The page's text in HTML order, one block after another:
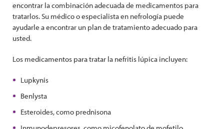
encontrar la combinación adecuada de medicamentos para
tratarlos. Su médico o especialista en nefrología puede
ayudarle a encontrar un plan de tratamiento adecuado para
usted.
Los medicamentos para tratar la nefritis lúpica incluyen:
Lupkynis
Benlysta
Esteroides, como prednisona